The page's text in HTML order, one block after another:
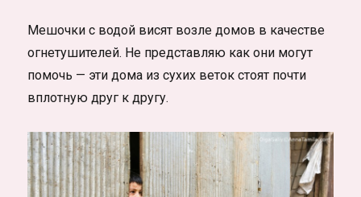
Мешочки с водой висят возле домов в качестве
огнетушителей. Не представляю как они могут
помочь — эти дома из сухих веток стоят почти
вплотную друг к другу.